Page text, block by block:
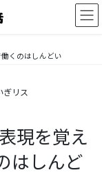
くのはしんどい
ぎリス
現を覚え
はしんど